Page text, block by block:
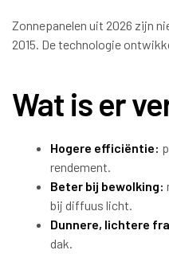
Zonnepanelen uit 2026 zijn
2015. De technologie
Wat is er
Hogere efficiëntie:
rendement.
Beter bij bewolking:
bij diffuus licht.
Dunnere, lichtere
dak.